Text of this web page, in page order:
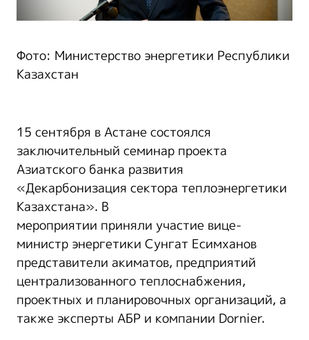
Фото: Министерство энергетики Республики
Казахстан
15 сентября в Астане состоялся
заключительный семинар проекта
Азиатского банка развития
«Декарбонизация сектора теплоэнергетики
Казахстана». В
мероприятии приняли участие вице-
министр энергетики Сунгат Есимханов
представители акиматов, предприятий
централизованного теплоснабжения,
проектных и планировочных организаций, а
также эксперты АБР и компании Dornier.